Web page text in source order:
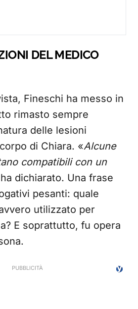
DEL MEDICO
Fineschi ha messo in
rimasto sempre
delle lesioni
di Chiara. «Alcune
compatibili con un
dichiarato. Una frase
pesanti: quale
utilizzato per
E soprattutto, fu opera